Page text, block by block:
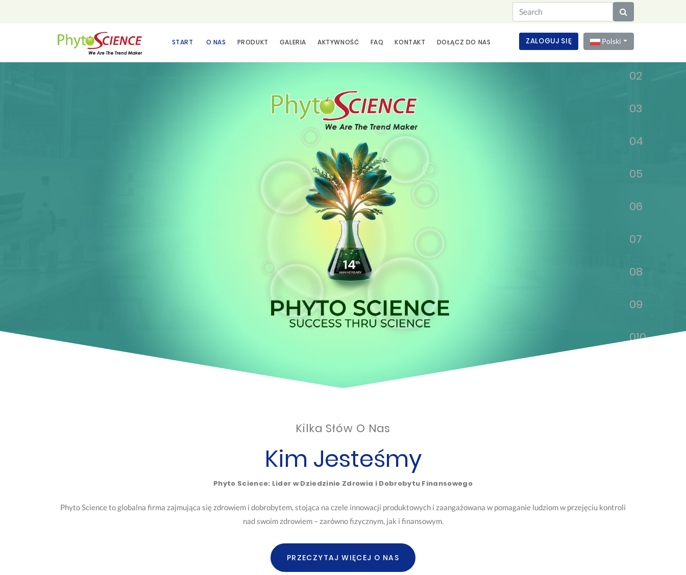
START O NAS PRODUKT GALERIA AKTYWNOŚĆ FAQ KONTAKT DOŁĄCZ DO NAS ZALOGUJ SIĘ Polski
03
04
05
06
07
08
09
010
Kilka Słów O Nas
Kim Jesteśmy
Phyto Science: Lider w Dziedzinie Zdrowia i Dobrobytu Finansowego
Phyto Science to globalna firma zajmująca się zdrowiem i dobrobytem, stojąca na czele innowacji produktowych i zaangażowana w pomaganie ludziom w przejęciu kontroli
nad swoim zdrowiem – zarówno fizycznym, jak i finansowym.
PRZECZYTAJ WIĘCEJ O NAS